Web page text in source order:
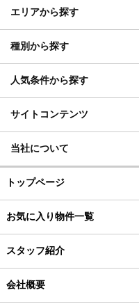
エリアから探す
種別から探す
人気条件から探す
サイトコンテンツ
当社について
トップページ
お気に入り物件一覧
スタッフ紹介
会社概要